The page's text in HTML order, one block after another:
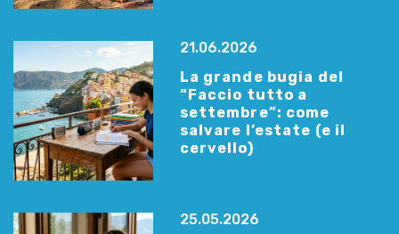
21.06.2026
La grande bugia del
“Faccio tutto a
settembre”: come
salvare l’estate (e il
cervello)
25.05.2026